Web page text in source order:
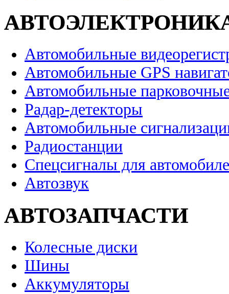
Автомобильные
Автомобильные GPS
Автомобильные
Радар-детекторы
Автомобильные
Радиостанции
Спецсигналы для
Автозвук
АВТОЗАПЧАСТИ
Колесные диски
Шины
Аккумуляторы